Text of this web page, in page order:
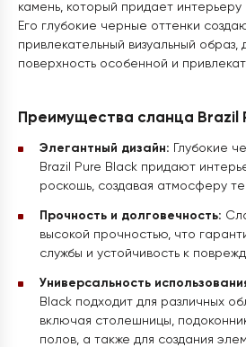
камень, который придает интерьеру
Его глубокие черные оттенки
привлекательный визуальный образ,
поверхность особенной и
Преимущества сланца Brazil
Элегантный дизайн: Глубокие
Brazil Pure Black придают
роскошь, создавая атмосферу
Прочность и долговечность:
высокой прочностью, что
службы и устойчивость к
Универсальность
Black подходит для различных
включая столешницы,
полов, а также для создания